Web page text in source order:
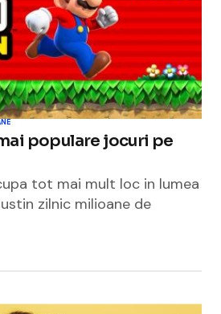
populare jocuri pe
tot mai mult loc in lumea
zilnic milioane de